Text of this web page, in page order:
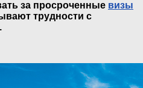
за просроченные визы
трудности с
.